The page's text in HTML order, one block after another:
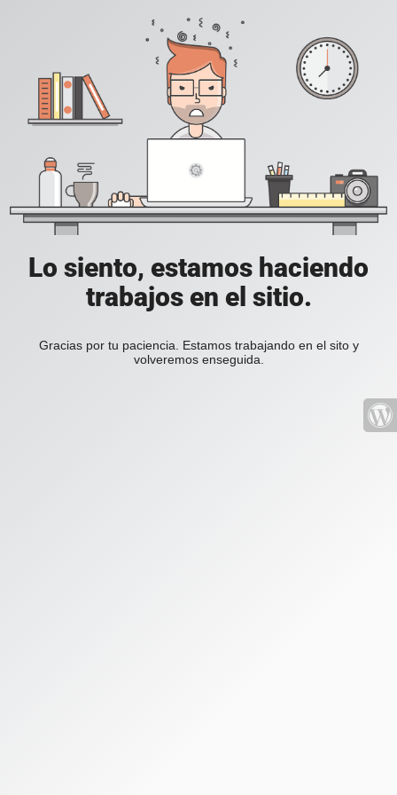
Lo siento, estamos haciendo
trabajos en el sitio.
Gracias por tu paciencia. Estamos trabajando en el sito y
volveremos enseguida.